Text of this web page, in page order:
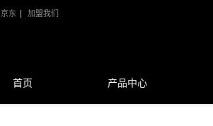
京东 加盟我们
首页 产品中心